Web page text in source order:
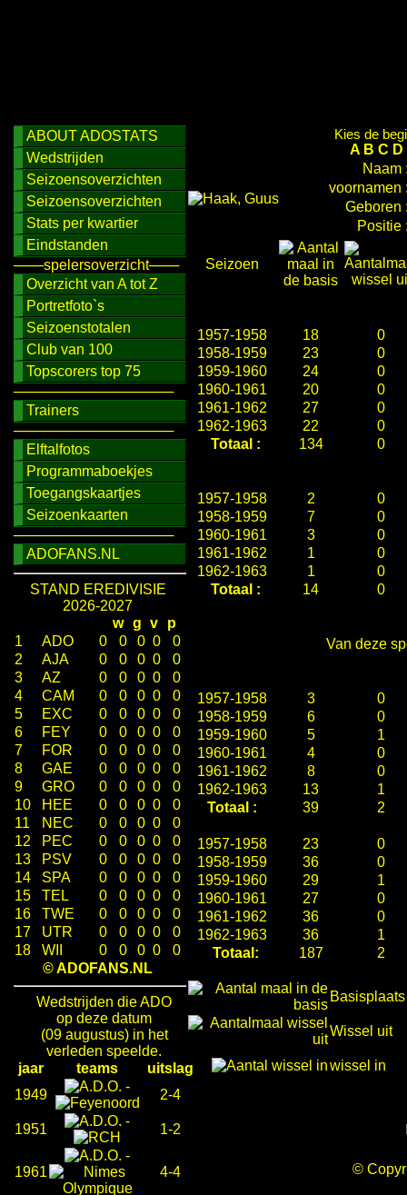
ABOUT ADOSTATS
Wedstrijden
Seizoensoverzichten
Seizoensoverzichten
Stats per kwartier
Eindstanden
───spelersoverzicht───
Overzicht van A tot Z
Portretfoto`s
Seizoenstotalen
Club van 100
Topscorers top 75
────────────────
Trainers
────────────────
Elftalfotos
Programmaboekjes
Toegangskaartjes
Seizoenkaarten
────────────────
ADOFANS.NL
STAND EREDIVISIE
2026-2027
w g v
p
1
ADO 0 0 0 0
0
2
AJA 0 0 0 0
0
3
AZ 0 0 0 0
0
4
CAM 0 0 0 0
0
5
EXC 0 0 0 0
0
6
FEY 0 0 0 0
0
7
FOR 0 0 0 0
0
8
GAE 0 0 0 0
0
9
GRO 0 0 0 0
0
10
HEE 0 0 0 0
0
11
NEC 0 0 0 0
0
12
PEC 0 0 0 0
0
13
PSV 0 0 0 0
0
14
SPA 0 0 0 0
0
15
TEL 0 0 0 0
0
16
TWE 0 0 0 0
0
17
UTR 0 0 0 0
0
18
WII 0 0 0 0
0
© ADOFANS.NL
Wedstrijden die ADO
op deze datum
(09 augustus) in het
verleden speelde.
jaar
teams
uitslag
1949
-
2-4
1951
-
1-2
1961
-
4-4
Kies de
A B C D
Naam
voornamen
Geboren
Positie
Seizoen
1957-1958 18
0
1958-1959
23
0
1959-1960
24
0
1960-1961
20
0
1961-1962
27
0
1962-1963
22
0
Totaal :
134 0
1957-1958 2
0
1958-1959
7
0
1960-1961
3
0
1961-1962
1
0
1962-1963
1
0
Totaal :
14 0
Van deze
1957-1958 3
0
1958-1959
6
0
1959-1960
5
1
1960-1961
4
0
1961-1962
8
0
1962-1963
13
1
Totaal :
39 2
1957-1958 23
0
1958-1959
36
0
1959-1960
29
1
1960-1961
27
0
1961-1962
36
0
1962-1963
36
1
Totaal:
187 2
Basisplaats
Wissel uit
wissel in
©